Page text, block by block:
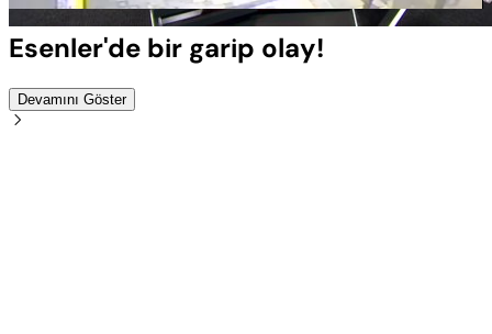
Aç
Hızı
Esenler'de bir garip olay!
Devamını Göster